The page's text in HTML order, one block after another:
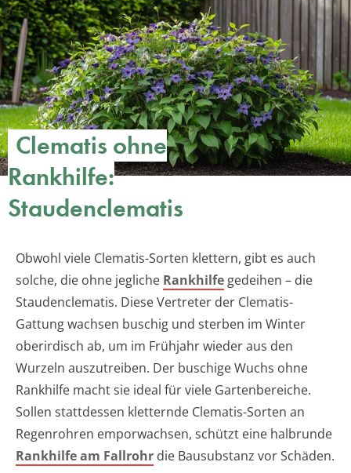
Clematis ohne
Rankhilfe:
Staudenclematis
Obwohl viele Clematis-Sorten klettern, gibt es auch
solche, die ohne jegliche Rankhilfe gedeihen – die
Staudenclematis. Diese Vertreter der Clematis-
Gattung wachsen buschig und sterben im Winter
oberirdisch ab, um im Frühjahr wieder aus den
Wurzeln auszutreiben. Der buschige Wuchs ohne
Rankhilfe macht sie ideal für viele Gartenbereiche.
Sollen stattdessen kletternde Clematis-Sorten an
Regenrohren emporwachsen, schützt eine halbrunde
Rankhilfe am Fallrohr die Bausubstanz vor Schäden.